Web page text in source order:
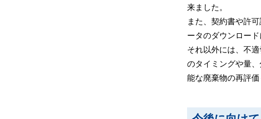
来ました。
また、契約書や許
ータのダウンロー
それ以外には、不
のタイミングや量
能な廃棄物の再評価